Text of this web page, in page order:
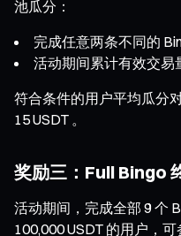
池瓜分：
完成任意两条不同的
活动期间累计有效交易
符合条件的用户平均瓜分
15 USDT 。
奖励三：Full Bingo
活动期间，完成全部 9 个
100,000 USDT 的用户，可